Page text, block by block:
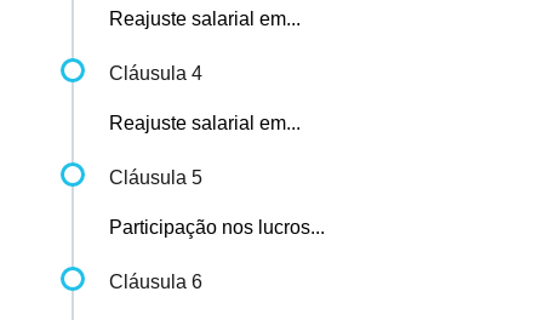
Reajuste salarial em...
Cláusula 4
Reajuste salarial em...
Cláusula 5
Participação nos lucros...
Cláusula 6